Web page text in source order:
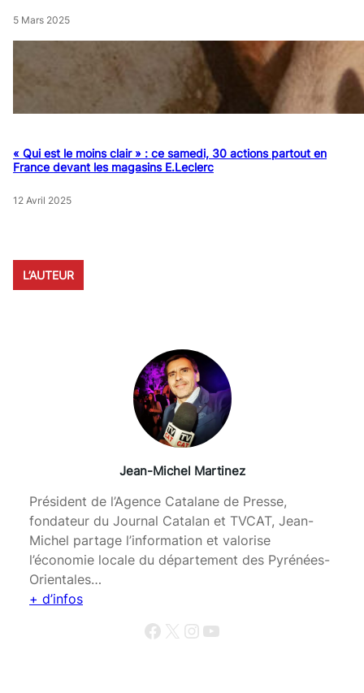
5 Mars 2025
« Qui est le moins clair » : ce samedi, 30 actions partout en
France devant les magasins E.Leclerc
12 Avril 2025
L’AUTEUR
Jean-Michel Martinez
Président de l’Agence Catalane de Presse,
fondateur du Journal Catalan et TVCAT, Jean-
Michel partage l’information et valorise
l’économie locale du département des Pyrénées-
Orientales…
+ d’infos
Facebook X Instagram YouTube